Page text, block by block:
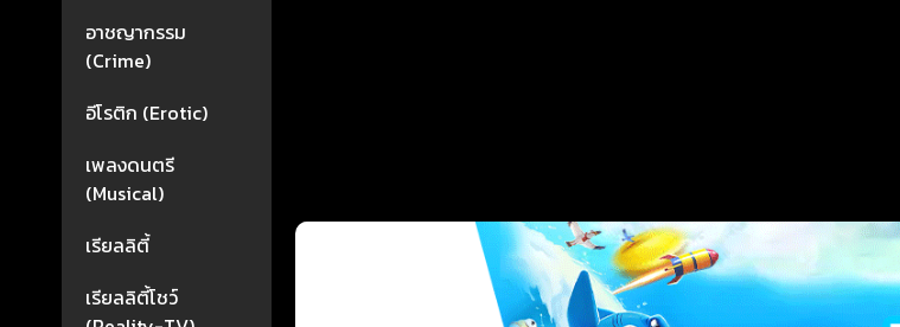
อาชญากรรม
(Crime)
อีโรติก (Erotic)
เพลงดนตรี
(Musical)
เรียลลิตี้
เรียลลิตี้โชว์